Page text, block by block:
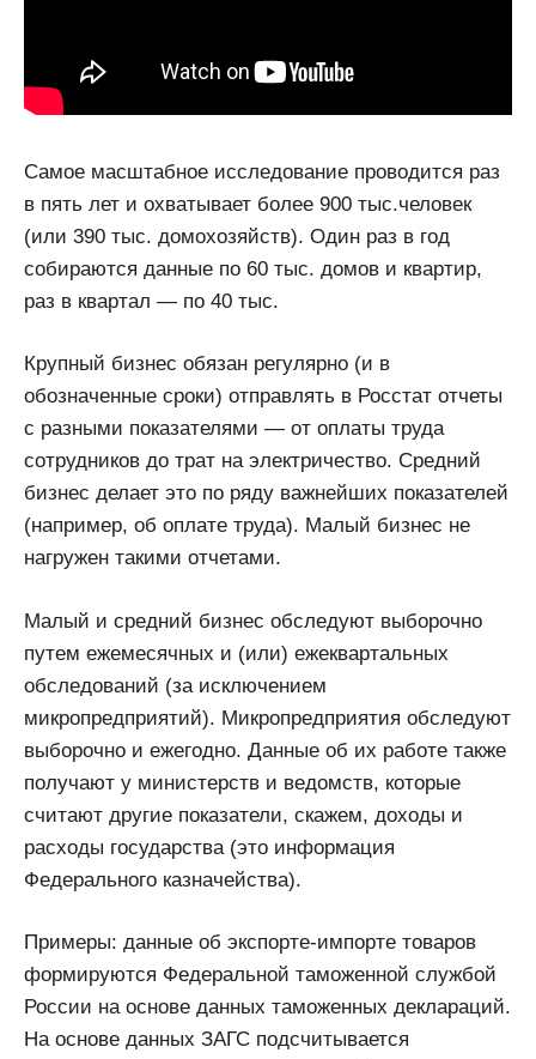
Самое масштабное исследование проводится раз
в пять лет и охватывает более 900 тыс.человек
(или 390 тыс. домохозяйств). Один раз в год
собираются данные по 60 тыс. домов и квартир,
раз в квартал — по 40 тыс.
Крупный бизнес обязан регулярно (и в
обозначенные сроки) отправлять в Росстат отчеты
с разными показателями — от оплаты труда
сотрудников до трат на электричество. Средний
бизнес делает это по ряду важнейших показателей
(например, об оплате труда). Малый бизнес не
нагружен такими отчетами.
Малый и средний бизнес обследуют выборочно
путем ежемесячных и (или) ежеквартальных
обследований (за исключением
микропредприятий). Микропредприятия обследуют
выборочно и ежегодно. Данные об их работе также
получают у министерств и ведомств, которые
считают другие показатели, скажем, доходы и
расходы государства (это информация
Федерального казначейства).
Примеры: данные об экспорте-импорте товаров
формируются Федеральной таможенной службой
России на основе данных таможенных деклараций.
На основе данных ЗАГС подсчитывается